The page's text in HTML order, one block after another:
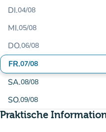
DI.04/08
MI.05/08
DO.06/08
FR.07/08
SA.08/08
SO.09/08
Praktische